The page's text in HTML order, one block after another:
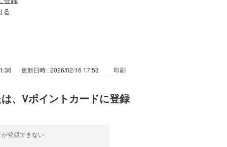
る
更新日時 : 2026/02/16 17:53 印刷
、Vポイントカードに登録
登録できない